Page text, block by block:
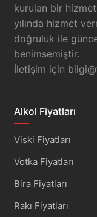
kurulan bir
yılında hizmet
doğruluk ile
benimsemiştir.
İletişim için
Alkol Fiyatları
Viski Fiyatları
Votka Fiyatları
Bira Fiyatları
Rakı Fiyatları